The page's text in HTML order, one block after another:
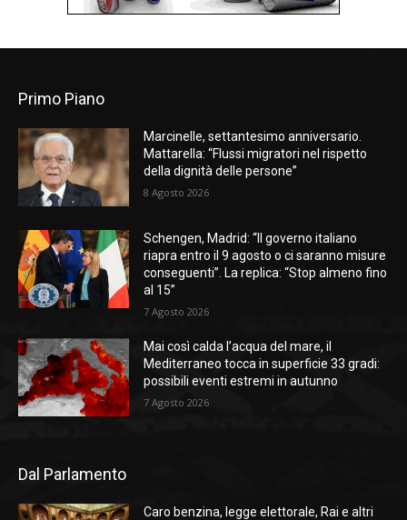
Primo Piano
Marcinelle, settantesimo anniversario.
Mattarella: “Flussi migratori nel rispetto
della dignità delle persone”
8 Agosto 2026
Schengen, Madrid: “Il governo italiano
riapra entro il 9 agosto o ci saranno misure
conseguenti”. La replica: “Stop almeno fino
al 15”
7 Agosto 2026
Mai così calda l’acqua del mare, il
Mediterraneo tocca in superficie 33 gradi:
possibili eventi estremi in autunno
7 Agosto 2026
Dal Parlamento
Caro benzina, legge elettorale, Rai e altri